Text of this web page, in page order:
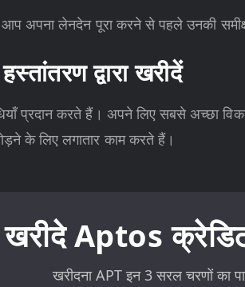
आप अपना लेनदेन पूरा करने से पहले उनकी
द्वारा खरीदें
प्रदान करते हैं। अपने लिए सबसे अच्छा
के लिए लगातार काम करते हैं।
Aptos
खरीदना APT इन 3 सरल चरणों का